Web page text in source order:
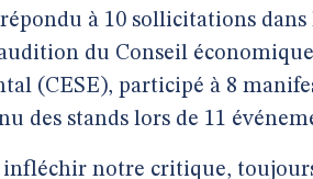
à 10 sollicitations dans
du Conseil
(CESE), participé à 8
des stands lors de 11
infléchir notre critique,